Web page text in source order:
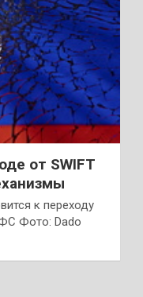
от SWIFT
к переходу
Фото: Dado